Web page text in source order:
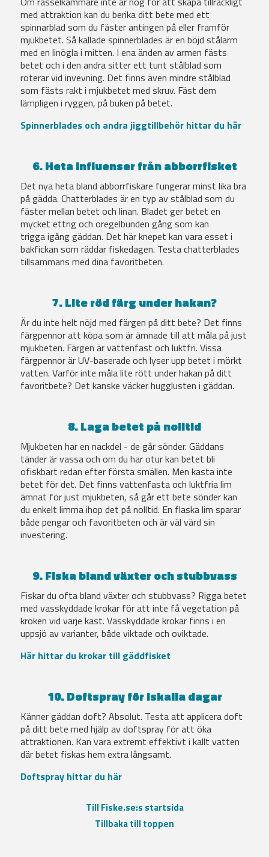
med attraktion kan du berika ditt bete med ett
spinnarblad som du fäster antingen på eller framför
mjukbetet. Så kallade spinnerblades är en böjd stålarm
med en linögla i mitten. I ena änden av armen fästs
betet och i den andra sitter ett tunt stålblad som
roterar vid invevning. Det finns även mindre stålblad
som fästs rakt i mjukbetet med skruv. Fäst dem
lämpligen i ryggen, på buken på betet.
Spinnerblades och andra jiggtillbehör hittar du här
6. Heta influenser från abborrfisket
Det nya heta bland abborrfiskare fungerar minst lika bra
på gädda. Chatterblades är en typ av stålblad som du
fäster mellan betet och linan. Bladet ger betet en
mycket ettrig och oregelbunden gång som kan
trigga igång gäddan. Det här knepet kan vara esset i
bakfickan som räddar fiskedagen. Testa chatterblades
tillsammans med dina favoritbeten.
7. Lite röd färg under hakan?
Är du inte helt nöjd med färgen på ditt bete? Det finns
färgpennor att köpa som är ämnade till att måla på just
mjukbeten. Färgen är vattenfast och luktfri. Vissa
färgpennor är UV-baserade och lyser upp betet i mörkt
vatten. Varför inte måla lite rött under hakan på ditt
favoritbete? Det kanske väcker hugglusten i gäddan.
8. Laga betet på nolltid
Mjukbeten har en nackdel - de går sönder. Gäddans
tänder är vassa och om du har otur kan betet bli
ofiskbart redan efter första smällen. Men kasta inte
betet för det. Det finns vattenfasta och luktfria lim
ämnat för just mjukbeten, så går ett bete sönder kan
du enkelt limma ihop det på nolltid. En flaska lim sparar
både pengar och favoritbeten och är väl värd sin
investering.
9. Fiska bland växter och stubbvass
Fiskar du ofta bland växter och stubbvass? Rigga betet
med vasskyddade krokar för att inte få vegetation på
kroken vid varje kast. Vasskyddade krokar finns i en
uppsjö av varianter, både viktade och oviktade.
Här hittar du krokar till gäddfisket
10. Doftspray för iskalla dagar
Känner gäddan doft? Absolut. Testa att applicera doft
på ditt bete med hjälp av doftspray för att öka
attraktionen. Kan vara extremt effektivt i kallt vatten
där betet fiskas hem extra långsamt.
Doftspray hittar du här
Till Fiske.se:s startsida
Tillbaka till toppen